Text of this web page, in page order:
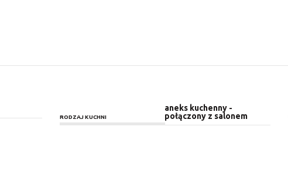
RODZAJ KUCHNI
aneks kuchenny -
połączony z salonem